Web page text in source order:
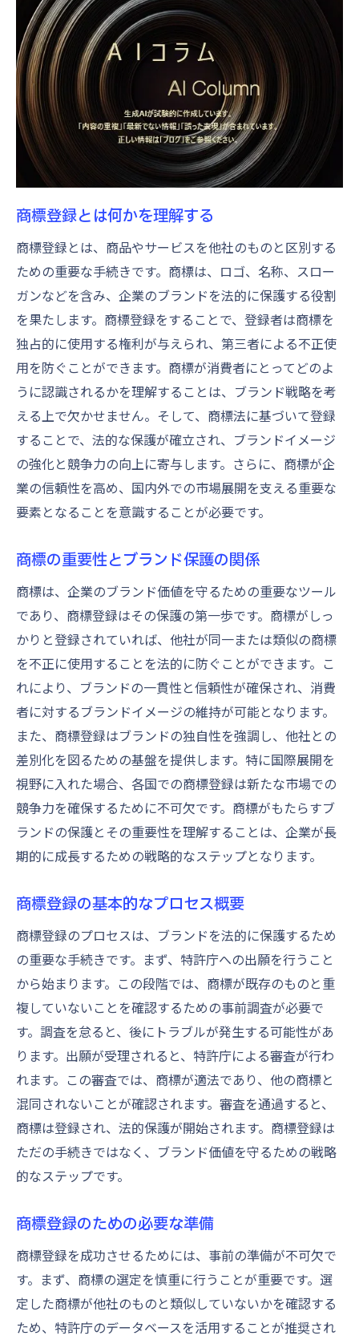
独自性を持つ商標の選び方
競合他社の商標と差別化する方法
商標の識別力を高めるポイント
ブランドイメージに合った商標の選定
商標選定における法的な注意点
特許庁への商標出願前に必ず行うべき調査の方
法
商標調査の重要性とその方法
商標調査ツールの活用方法
商標調査結果の正しい解釈
商標調査における専門家のサポート
調査結果を活用した戦略的判断
商標申請書類作成のコツを専門家が徹底解説
商標申請書類に必要な情報とは
正確な商標申請書類を作成する方法
商標申請時の法的要件の確認
申請書類作成におけるよくあるミス
専門家のアドバイスを活かした書類作成
商標登録の審査プロセスで知っておくべき注意
事項
商標審査の流れとその基準
審査プロセス中の重要なステップ
商標審査で注意が必要なポイント
商標審査の期間と対応策
審査結果に対する対応方法
商標審査後の次のステップ
商標保護によるブランド価値の強化を目指す方
商標保護がもたらすブランド価値
商標を活用したブランド戦略の立案
商標侵害からブランドを守る対策
ブランド価値向上のための商標活用
商標保護による企業の競争力強化
商標活用で企業戦略を支えるためのステップ
商標を活用した新規市場参入戦略
商標が企業ブランドに与える影響
商標戦略の再評価と最適化
商標活用による製品差別化
商標を活用したブランドコミュニケーショ
ン
商標戦略の成功事例分析
と
商標登録に向けた初期準備のステップ
商標関連の法的情報収集
商標登録のための社内体制整備
商標登録成功に向けたリソース配分
商標登録とは何かを理解する
商標登録とは、商品やサービスを他社のものと区別する
ための重要な手続きです。商標は、ロゴ、名称、スロー
ガンなどを含み、企業のブランドを法的に保護する役割
を果たします。商標登録をすることで、登録者は商標を
独占的に使用する権利が与えられ、第三者による不正使
用を防ぐことができます。商標が消費者にとってどのよ
うに認識されるかを理解することは、ブランド戦略を考
える上で欠かせません。そして、商標法に基づいて登録
することで、法的な保護が確立され、ブランドイメージ
の強化と競争力の向上に寄与します。さらに、商標が企
業の信頼性を高め、国内外での市場展開を支える重要な
要素となることを意識することが必要です。
商標の重要性とブランド保護の関係
商標は、企業のブランド価値を守るための重要なツール
であり、商標登録はその保護の第一歩です。商標がしっ
かりと登録されていれば、他社が同一または類似の商標
を不正に使用することを法的に防ぐことができます。こ
れにより、ブランドの一貫性と信頼性が確保され、消費
者に対するブランドイメージの維持が可能となります。
また、商標登録はブランドの独自性を強調し、他社との
差別化を図るための基盤を提供します。特に国際展開を
視野に入れた場合、各国での商標登録は新たな市場での
競争力を確保するために不可欠です。商標がもたらすブ
ランドの保護とその重要性を理解することは、企業が長
期的に成長するための戦略的なステップとなります。
商標登録の基本的なプロセス概要
商標登録のプロセスは、ブランドを法的に保護するため
の重要な手続きです。まず、特許庁への出願を行うこと
から始まります。この段階では、商標が既存のものと重
複していないことを確認するための事前調査が必要で
す。調査を怠ると、後にトラブルが発生する可能性があ
ります。出願が受理されると、特許庁による審査が行わ
れます。この審査では、商標が適法であり、他の商標と
混同されないことが確認されます。審査を通過すると、
商標は登録され、法的保護が開始されます。商標登録は
ただの手続きではなく、ブランド価値を守るための戦略
的なステップです。
商標登録のための必要な準備
商標登録を成功させるためには、事前の準備が不可欠で
す。まず、商標の選定を慎重に行うことが重要です。選
定した商標が他社のものと類似していないかを確認する
ため、特許庁のデータベースを活用することが推奨され